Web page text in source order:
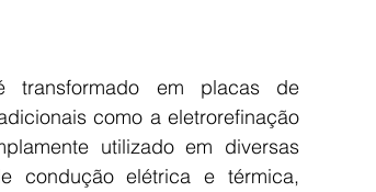
em placas de
como a eletrorefinação
utilizado em diversas
condução elétrica e térmica,